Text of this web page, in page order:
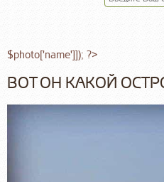
$photo['name']]); ?>
ВОТ ОН КАКОЙ